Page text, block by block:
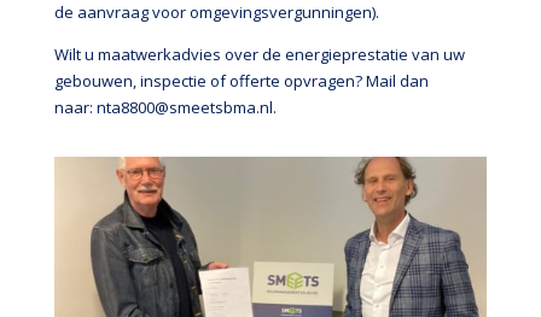
de aanvraag voor omgevingsvergunningen).
Wilt u maatwerkadvies over de energieprestatie van uw
gebouwen, inspectie of offerte opvragen? Mail dan
naar: nta8800@smeetsbma.nl.